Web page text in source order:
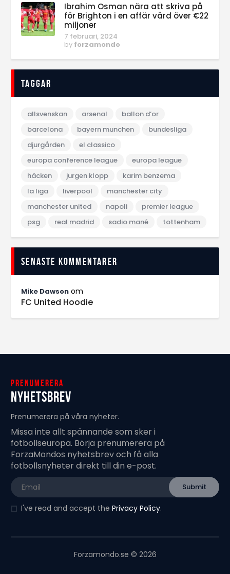
Ibrahim Osman nära att skriva på
för Brighton i en affär värd över €22
miljoner
7 februari, 2024
by forzamondo
Taggar
allsvenskan arsenal
ballon d‘or
barcelona
bayern munchen
bundesliga
djurgården
el classico
europa conference league
europa league
häcken
jurgen klopp
karim benzema
la liga
liverpool
manchester city
manchester united
napoli
premier league
psg
real madrid sadio mané tottenham
Senaste kommentarer
Mike Dawson om
FC United Hoodie
Prenumerera
Nyhetsbrev
Prenumerera på våra nyheter.
Missa inte allt spännande som sker i
fotbollseuropa. Börja prenumerera på
ForzaMondos nyhetsbrev och få alla
fotbollsnyheter direkt till din e-post.
I've read and accept the Privacy Policy.
Forzamondo.se © 2026